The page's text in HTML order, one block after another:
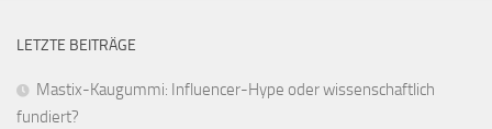
LETZTE BEITRÄGE
Mastix-Kaugummi: Influencer-Hype oder wissenschaftlich
fundiert?